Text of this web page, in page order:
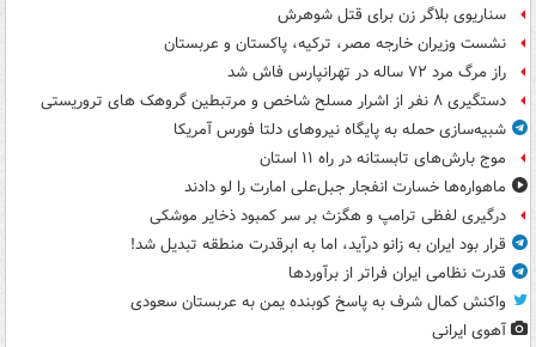
سناریوی بلاگر زن برای قتل شوهرش
نشست وزیران خارجه مصر، ترکیه، پاکستان و عربستان
راز مرگ مرد ۷۲ ساله در تهرانپارس فاش شد
دستگیری ۸ نفر از اشرار مسلح شاخص و مرتبطین گروهک های تروریستی
شبیه‌سازی حمله به پایگاه نیروهای دلتا فورس آمریکا
موج بارش‌های تابستانه در راه ۱۱ استان
ماهواره‌ها خسارت انفجار جبل‌علی امارت را لو دادند
درگیری لفظی ترامپ و هگزث بر سر کمبود ذخایر موشکی
قرار بود ایران به زانو درآید، اما به ابرقدرت منطقه تبدیل شد!
قدرت نظامی ایران فراتر از برآوردها
واکنش کمال شرف به پاسخ کوبنده یمن به عربستان سعودی
آهوی ایرانی